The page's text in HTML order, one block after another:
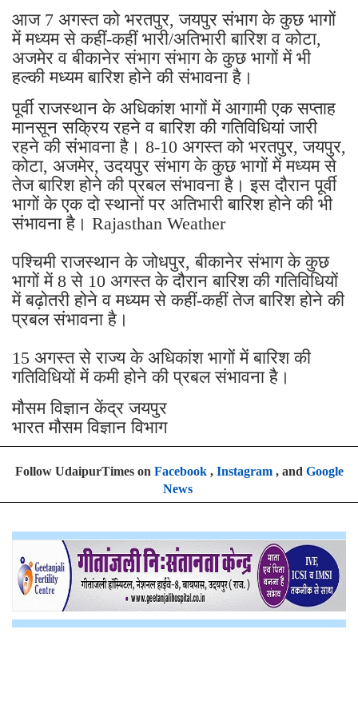
आज 7 अगस्त को भरतपुर, जयपुर संभाग के कुछ भागों
में मध्यम से कहीं-कहीं भारी/अतिभारी बारिश व कोटा,
अजमेर व बीकानेर संभाग संभाग के कुछ भागों में भी
हल्की मध्यम बारिश होने की संभावना है।
पूर्वी राजस्थान के अधिकांश भागों में आगामी एक सप्ताह
मानसून सक्रिय रहने व बारिश की गतिविधियां जारी
रहने की संभावना है। 8-10 अगस्त को भरतपुर, जयपुर,
कोटा, अजमेर, उदयपुर संभाग के कुछ भागों में मध्यम से
तेज बारिश होने की प्रबल संभावना है। इस दौरान पूर्वी
भागों के एक दो स्थानों पर अतिभारी बारिश होने की भी
संभावना है। Rajasthan Weather
पश्चिमी राजस्थान के जोधपुर, बीकानेर संभाग के कुछ
भागों में 8 से 10 अगस्त के दौरान बारिश की गतिविधियों
में बढ़ोतरी होने व मध्यम से कहीं-कहीं तेज बारिश होने की
प्रबल संभावना है।
15 अगस्त से राज्य के अधिकांश भागों में बारिश की
गतिविधियों में कमी होने की प्रबल संभावना है।
मौसम विज्ञान केंद्र जयपुर
भारत मौसम विज्ञान विभाग
Follow UdaipurTimes on Facebook, Instagram, and Google
News